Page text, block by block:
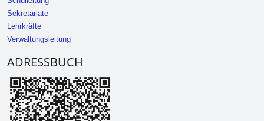
Sekretariate
Lehrkräfte
Verwaltungsleitung
ADRESSBUCH